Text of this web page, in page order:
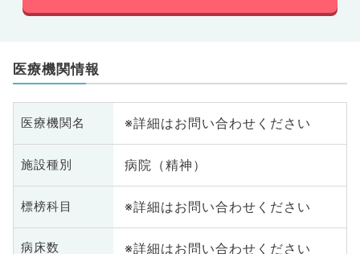
医療機関情報
医療機関名 ※詳細はお問い合わせください
施設種別 病院（精神）
標榜科目 ※詳細はお問い合わせください
病床数 ※詳細はお問い合わせください